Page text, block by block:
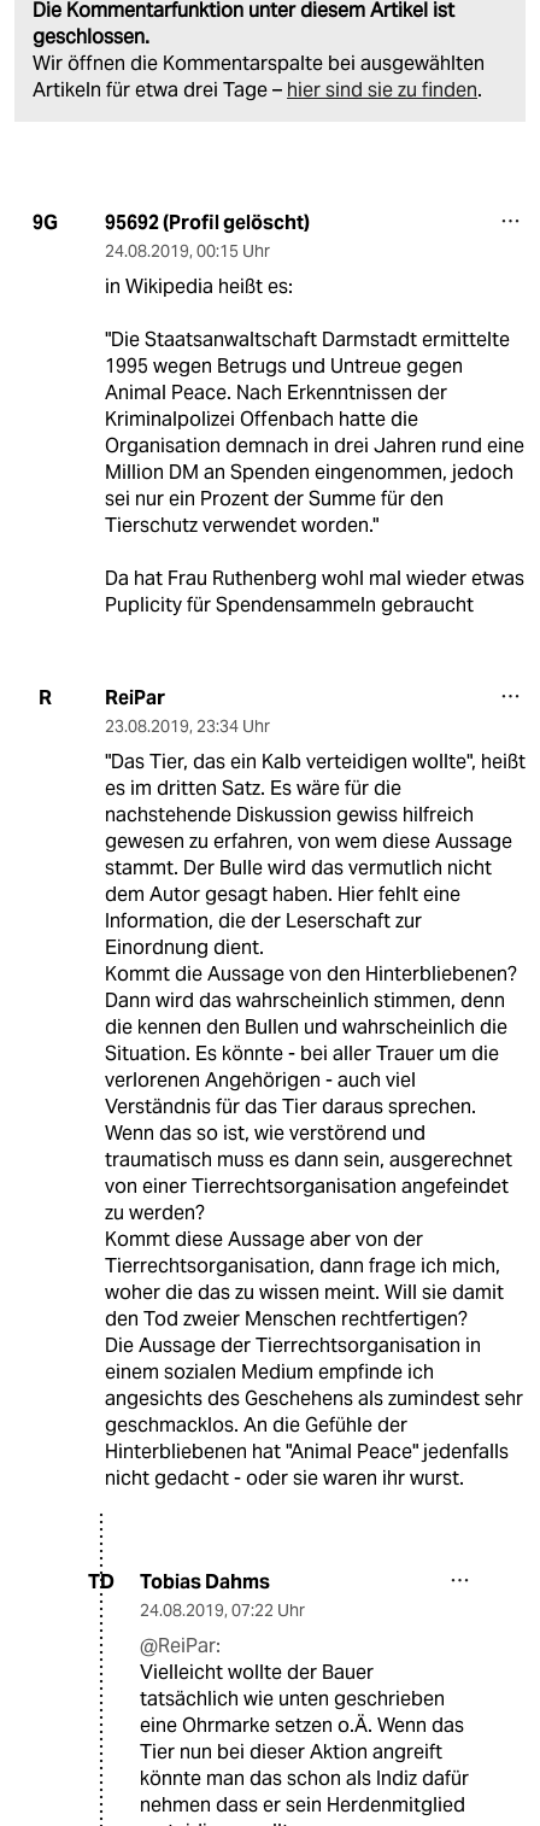
Die Kommentarfunktion unter diesem Artikel ist
geschlossen.
Wir öffnen die Kommentarspalte bei ausgewählten
Artikeln für etwa drei Tage – hier sind sie zu finden.
9G 95692 (Profil gelöscht)
24.08.2019, 00:15 Uhr
in Wikipedia heißt es:
"Die Staatsanwaltschaft Darmstadt ermittelte
1995 wegen Betrugs und Untreue gegen
Animal Peace. Nach Erkenntnissen der
Kriminalpolizei Offenbach hatte die
Organisation demnach in drei Jahren rund eine
Million DM an Spenden eingenommen, jedoch
sei nur ein Prozent der Summe für den
Tierschutz verwendet worden."
Da hat Frau Ruthenberg wohl mal wieder etwas
Puplicity für Spendensammeln gebraucht
R ReiPar
23.08.2019, 23:34 Uhr
"Das Tier, das ein Kalb verteidigen wollte", heißt
es im dritten Satz. Es wäre für die
nachstehende Diskussion gewiss hilfreich
gewesen zu erfahren, von wem diese Aussage
stammt. Der Bulle wird das vermutlich nicht
dem Autor gesagt haben. Hier fehlt eine
Information, die der Leserschaft zur
Einordnung dient.
Kommt die Aussage von den Hinterbliebenen?
Dann wird das wahrscheinlich stimmen, denn
die kennen den Bullen und wahrscheinlich die
Situation. Es könnte - bei aller Trauer um die
verlorenen Angehörigen - auch viel
Verständnis für das Tier daraus sprechen.
Wenn das so ist, wie verstörend und
traumatisch muss es dann sein, ausgerechnet
von einer Tierrechtsorganisation angefeindet
zu werden?
Kommt diese Aussage aber von der
Tierrechtsorganisation, dann frage ich mich,
woher die das zu wissen meint. Will sie damit
den Tod zweier Menschen rechtfertigen?
Die Aussage der Tierrechtsorganisation in
einem sozialen Medium empfinde ich
angesichts des Geschehens als zumindest sehr
geschmacklos. An die Gefühle der
Hinterbliebenen hat "Animal Peace" jedenfalls
nicht gedacht - oder sie waren ihr wurst.
TD Tobias Dahms
24.08.2019, 07:22 Uhr
@ReiPar:
Vielleicht wollte der Bauer
tatsächlich wie unten geschrieben
eine Ohrmarke setzen o.Ä. Wenn das
Tier nun bei dieser Aktion angreift
könnte man das schon als Indiz dafür
nehmen dass er sein Herdenmitglied